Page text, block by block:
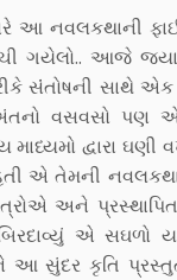
આ નવલકથાની
ગયેલો.. આજે
સંંતોષની સાથે
વસવસો પણ
દ્વારા
એ તેમની
અને પ્રસ્થાપિત
એ સઘળો
આ સુંદર કૃતિ